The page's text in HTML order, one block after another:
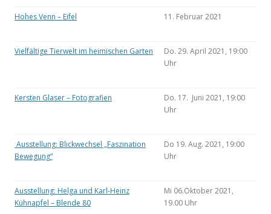
Hohes Venn – Eifel 11. Februar 2021
Vielfältige Tierwelt im heimischen Garten
Do. 29. April 2021, 19:00
Uhr
Kersten Glaser – Fotografien
Do. 17. Juni 2021, 19:00
Uhr
Ausstellung: Blickwechsel „Faszination
Bewegung“
Do 19. Aug. 2021, 19:00
Uhr
Ausstellung: Helga und Karl-Heinz
Kühnapfel – Blende 80
Mi 06.Oktober 2021,
19.00 Uhr